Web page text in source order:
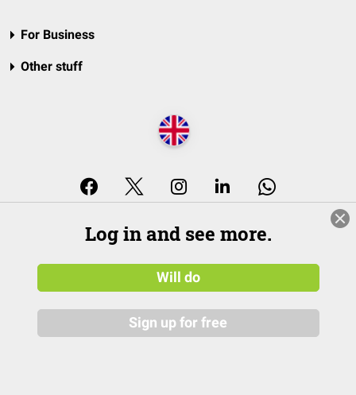
For Business
Other stuff
Log in and see more.
Will do
Sign up for free